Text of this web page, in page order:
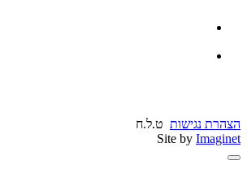
הצהרת נגישות ט.ל.ח
Site by Imaginet